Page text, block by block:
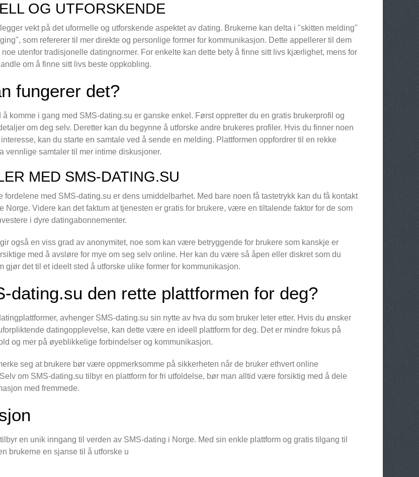
OG UTFORSKENDE
vekt på det uformelle og utforskende aspektet av dating. Brukerne kan delta i "skitten melding"
som refererer til mer direkte og personlige former for kommunikasjon. Dette appellerer til dem
noe utenfor tradisjonelle datingnormer. For enkelte kan dette bety å finne sitt livs kjærlighet, mens for
om å finne sitt livs beste oppkobling.
fungerer det?
å komme i gang med SMS-dating.su er ganske enkel. Først oppretter du en gratis brukerprofil og
om deg selv. Deretter kan du begynne å utforske andre brukeres profiler. Hvis du finner noen
kan du starte en samtale ved å sende en melding. Plattformen oppfordrer til en rekke
vennlige samtaler til mer intime diskusjoner.
MED SMS-DATING.SU
fordelene med SMS-dating.su er dens umiddelbarhet. Med bare noen få tastetrykk kan du få kontakt
Norge. Videre kan det faktum at tjenesten er gratis for brukere, være en tiltalende faktor for de som
i dyre datingabonnementer.
også en viss grad av anonymitet, noe som kan være betryggende for brukere som kanskje er
med å avsløre for mye om seg selv online. Her kan du være så åpen eller diskret som du
gjør det til et ideelt sted å utforske ulike former for kommunikasjon.
dating.su den rette plattformen for deg?
avhenger SMS-dating.su sin nytte av hva du som bruker leter etter. Hvis du ønsker
datingopplevelse, kan dette være en ideell plattform for deg. Det er mindre fokus på
og mer på øyeblikkelige forbindelser og kommunikasjon.
seg at brukere bør være oppmerksomme på sikkerheten når de bruker ethvert online
om SMS-dating.su tilbyr en plattform for fri utfoldelse, bør man alltid være forsiktig med å dele
med fremmede.
en unik inngang til verden av SMS-dating i Norge. Med sin enkle plattform og gratis tilgang til
brukerne en sjanse til å utforske u